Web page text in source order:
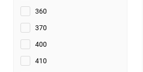
360
370
400
410